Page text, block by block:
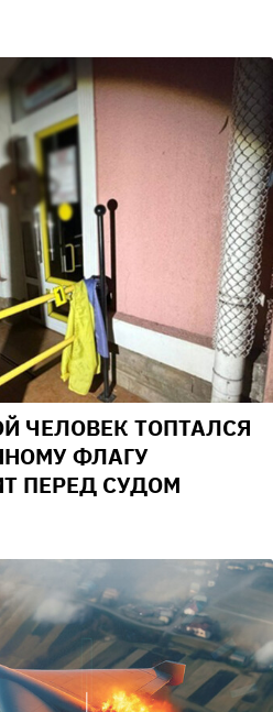
ЧЕЛОВЕК ТОПТАЛСЯ
ФЛАГУ
ПЕРЕД СУДОМ